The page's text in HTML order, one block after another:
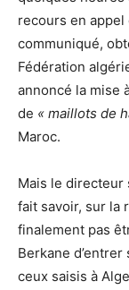
recours en
communiqué,
Fédération
annoncé la mise
de « maillots de
Maroc.
Mais le directeur
fait savoir, sur la
finalement pas
Berkane
ceux saisis à